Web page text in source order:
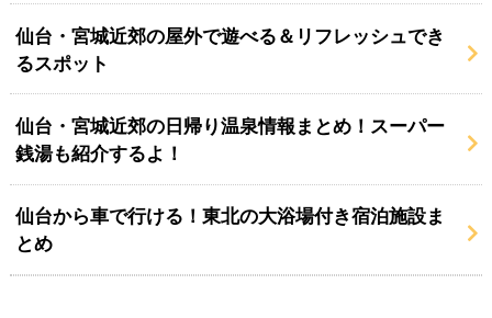
仙台・宮城近郊の屋外で遊べる＆リフレッシュでき
るスポット
仙台・宮城近郊の日帰り温泉情報まとめ！スーパー
銭湯も紹介するよ！
仙台から車で行ける！東北の大浴場付き宿泊施設ま
とめ